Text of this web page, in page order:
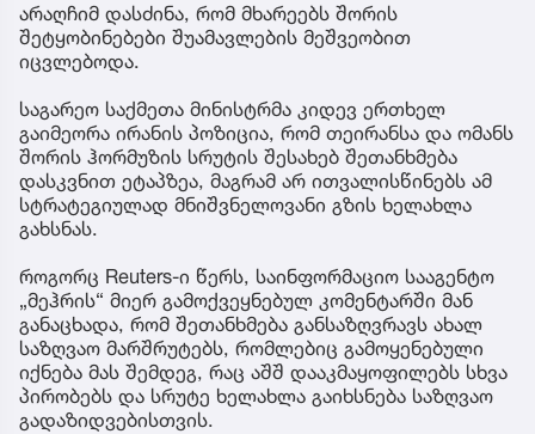
არაღჩიმ დასძინა, რომ მხარეებს შორის
შეტყობინებები შუამავლების მეშვეობით
იცვლებოდა.
საგარეო საქმეთა მინისტრმა კიდევ ერთხელ
გაიმეორა ირანის პოზიცია, რომ თეირანსა და ომანს
შორის ჰორმუზის სრუტის შესახებ შეთანხმება
დასკვნით ეტაპზეა, მაგრამ არ ითვალისწინებს ამ
სტრატეგიულად მნიშვნელოვანი გზის ხელახლა
გახსნას.
როგორც Reuters-ი წერს, საინფორმაციო სააგენტო
„მეჰრის“ მიერ გამოქვეყნებულ კომენტარში მან
განაცხადა, რომ შეთანხმება განსაზღვრავს ახალ
საზღვაო მარშრუტებს, რომლებიც გამოყენებული
იქნება მას შემდეგ, რაც აშშ დააკმაყოფილებს სხვა
პირობებს და სრუტე ხელახლა გაიხსნება საზღვაო
გადაზიდვებისთვის.